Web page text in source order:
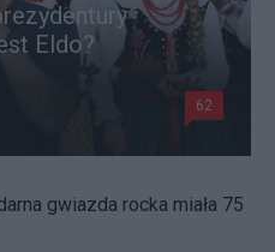
Eldo?
62
gwiazda rocka miała 75